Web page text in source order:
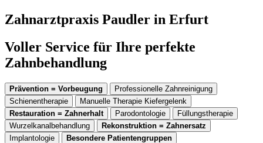
Zahnarztpraxis Paudler in Erfurt
Voller Service für Ihre perfekte
Zahnbehandlung
Prävention = Vorbeugung
Professionelle Zahnreinigung
Schienentherapie
Manuelle Therapie Kiefergelenk
Restauration = Zahnerhalt
Parodontologie
Füllungstherapie
Wurzelkanalbehandlung
Rekonstruktion = Zahnersatz
Implantologie
Besondere Patientengruppen